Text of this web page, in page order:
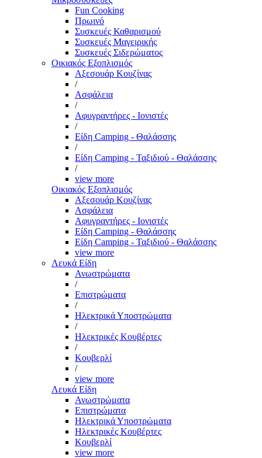
Fun Cooking
Πρωινό
Συσκευές Καθαρισμού
Συσκευές Μαγειρικής
Συσκευές Σιδερώματος
Οικιακός Εξοπλισμός
Αξεσουάρ Κουζίνας
/
Ασφάλεια
/
Αφυγραντήρες - Ιονιστές
/
Είδη Camping - Θαλάσσης
/
Είδη Camping - Ταξιδιού - Θαλάσσης
/
view more
Οικιακός Εξοπλισμός
Αξεσουάρ Κουζίνας
Ασφάλεια
Αφυγραντήρες - Ιονιστές
Είδη Camping - Θαλάσσης
Είδη Camping - Ταξιδιού - Θαλάσσης
view more
Λευκά Είδη
Ανωστρώματα
/
Επιστρώματα
/
Ηλεκτρικά Υποστρώματα
/
Ηλεκτρικές Κουβέρτες
/
Κουβερλί
/
view more
Λευκά Είδη
Ανωστρώματα
Επιστρώματα
Ηλεκτρικά Υποστρώματα
Ηλεκτρικές Κουβέρτες
Κουβερλί
view more